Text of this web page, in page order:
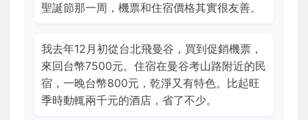
聖誕節那一周，機票和住宿價格其實很友善。
我去年12月初從台北飛曼谷，買到促銷機票，
來回台幣7500元。住宿在曼谷考山路附近的民
宿，一晚台幣800元，乾淨又有特色。比起旺
季時動輒兩千元的酒店，省了不少。